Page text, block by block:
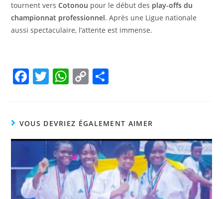
tournent versCotonou pour le début des play-offs du
championnat professionnel. Après une Ligue nationale
aussi spectaculaire, l’attente est immense.
F
e
b
o
k
T
er
W
s
A
p
p
C
y
Li
n
k
g
er
VOUS DEVRIEZ ÉGALEMENT AIMER